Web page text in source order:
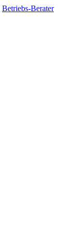
Betriebs-Berater